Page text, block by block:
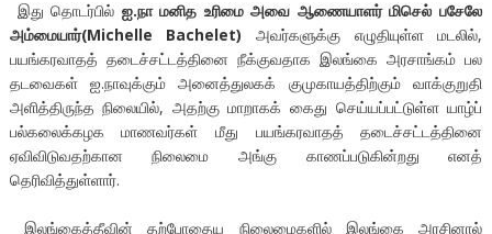
இது தொடர்பில் ஐ.நா மனித உரிமை அவை ஆணையாளர் மிசெல் பசேலே
அம்மையார்(Michelle Bachelet) அவர்களுக்கு எழுதியுள்ள மடலில்,
பயங்கரவாதத் தடைச்சட்டத்தினை நீக்குவதாக இலங்கை அரசாங்கம் பல
தடவைகள் ஐ.நாவுக்கும் அனைத்துலகக் குமுகாயத்திற்கும் வாக்குறுதி
அளித்திருந்த நிலையில், அதற்கு மாறாகக் கைது செய்யப்பட்டுள்ள யாழ்ப்
பல்கலைக்கழக மாணவர்கள் மீது பயங்கரவாதத் தடைச்சட்டத்தினை
ஏவிவிடுவதற்கான நிலைமை அங்கு காணப்படுகின்றது எனத்
தெரிவித்துள்ளார்.
இலங்கைத்தீவின் தற்போதைய நிலைமைகளில் இலங்கை அரசினால்